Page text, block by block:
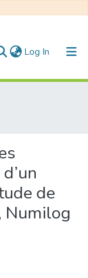
Log In (current)
de
Numilog